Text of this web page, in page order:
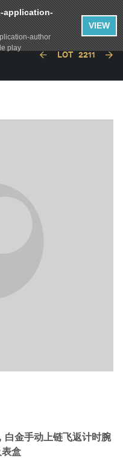
LOT 2211
白金手动上链飞返计时腕
盒
application-
author
play
VIEW